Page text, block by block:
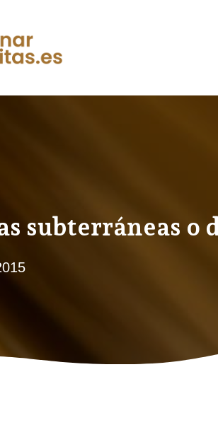
subterráneas o